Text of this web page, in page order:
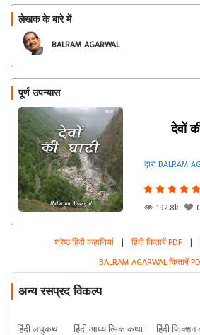
लेखक के बारे में
BALRAM AGARWAL
पूर्ण उपन्यास
देवों
द्वारा BALRAM
192.8k
श्रेष्ठ हिंदी कहानियां | हिंदी किताबें PDF |
BALRAM AGARWAL किताबें
अन्य रसप्रद विकल्प
हिंदी लघुकथा हिंदी आध्यात्मिक कथा हिंदी फिक्शन